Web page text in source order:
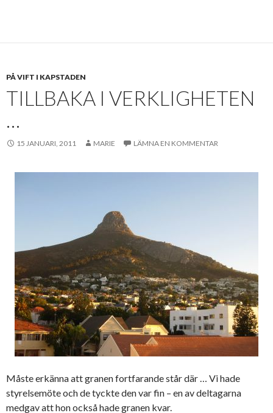
PÅ VIFT I KAPSTADEN
TILLBAKA I VERKLIGHETEN
…
15 JANUARI, 2011 MARIE LÄMNA EN KOMMENTAR
Måste erkänna att granen fortfarande står där … Vi hade
styrelsemöte och de tyckte den var fin – en av deltagarna
medgav att hon också hade granen kvar.